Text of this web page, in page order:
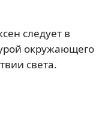
следует в
окружающего
света.